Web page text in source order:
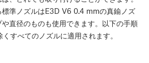
標準ノズルはE3D V6 0.4 mmの真鍮ノズ
直径のものも使用できます。以下の手順
すべてのノズルに適用されます。